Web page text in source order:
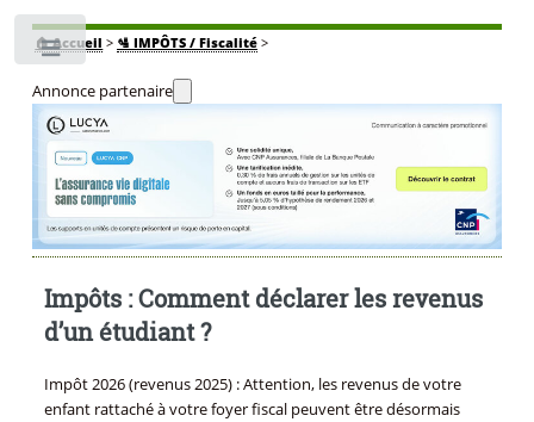
🏠Accueil > 🛂 IMPÔTS / Fiscalité>
Annonce partenaire
Impôts : Comment déclarer les revenus
d’un étudiant ?
Impôt 2026 (revenus 2025) : Attention, les revenus de votre
enfant rattaché à votre foyer fiscal peuvent être désormais
Toggle